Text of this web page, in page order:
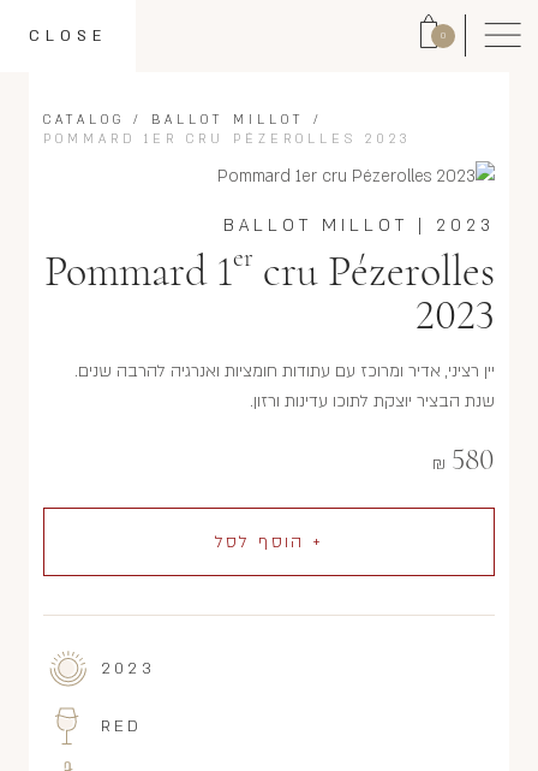
0
CLOSE
CATALOG / BALLOT MILLOT
/
POMMARD 1ER CRU PÉZEROLLES 2023
2023
|
BALLOT MILLOT
Pommard 1er cru Pézerolles
2023
יין רציני, אדיר ומרוכז עם עתודות חומציות ואנרגיה להרבה שנים.
שנת הבציר יוצקת לתוכו עדינות ורזון.
580
₪
+ הוסף לסל
2023
RED